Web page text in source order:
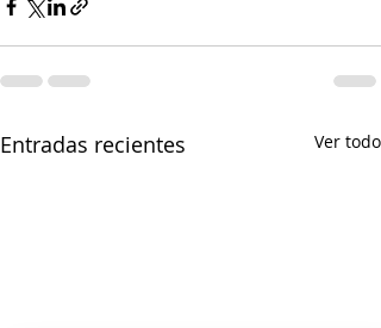
Entradas recientes Ver todo